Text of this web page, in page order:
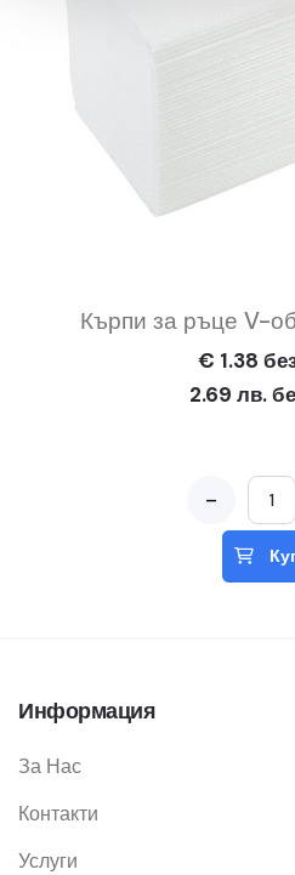
Кърпи за ръце V-
€ 1.38
2.69 лв.
-
Информация
За Нас
Контакти
Услуги